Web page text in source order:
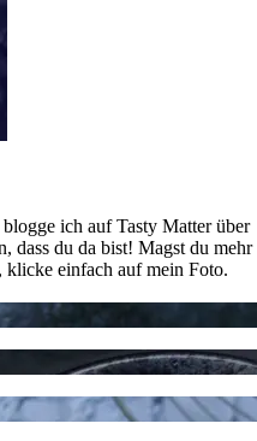
ich auf Tasty Matter über
dass du da bist! Magst du mehr
einfach auf mein Foto.